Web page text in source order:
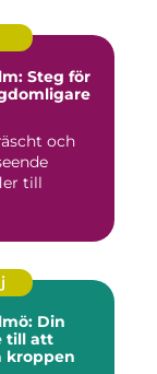
Steg för
och
till
Din
till att
kroppen